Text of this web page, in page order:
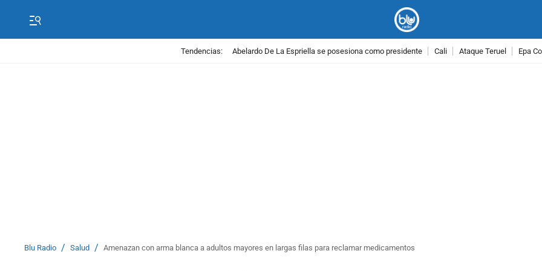
Tendencias: Abelardo De La Espriella se posesiona como presidente Cali Ataque Teruel Epa
Blu Radio / Salud / Amenazan con arma blanca a adultos mayores en largas filas para reclamar medicamentos